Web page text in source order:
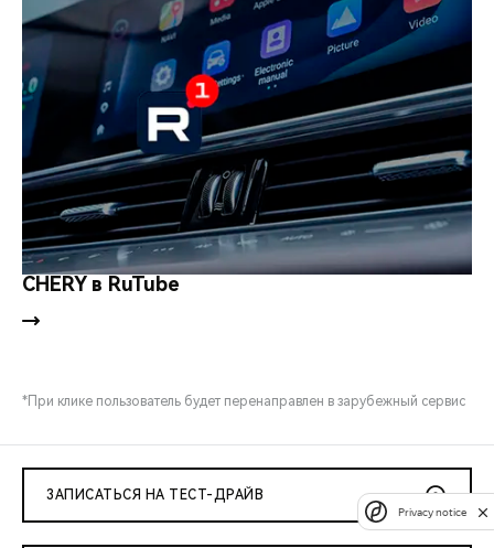
CHERY в RuTube
*При клике пользователь будет перенаправлен в зарубежный сервис
ЗАПИСАТЬСЯ НА ТЕСТ-ДРАЙВ
Privacy notice